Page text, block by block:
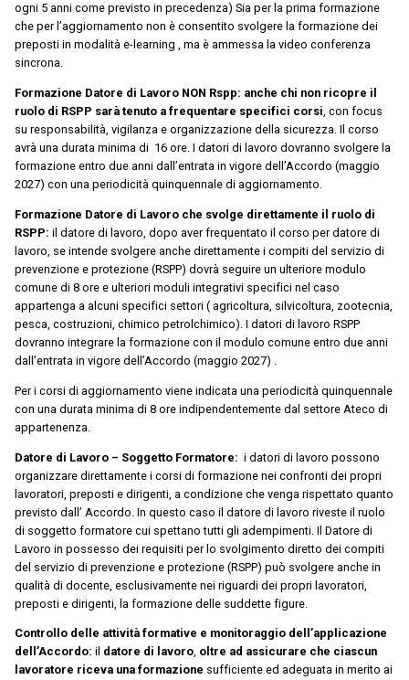
ogni 5 anni come previsto in precedenza) Sia per la prima formazione
che per l’aggiornamento non è consentito svolgere la formazione dei
preposti in modalità e-learning , ma è ammessa la video conferenza
sincrona.
Formazione Datore di Lavoro NON Rspp: anche chi non ricopre il
ruolo di RSPP sarà tenuto a frequentare specifici corsi, con focus
su responsabilità, vigilanza e organizzazione della sicurezza. Il corso
avrà una durata minima di 16 ore. I datori di lavoro dovranno svolgere la
formazione entro due anni dall’entrata in vigore dell’Accordo (maggio
2027) con una periodicità quinquennale di aggiornamento.
Formazione Datore di Lavoro che svolge direttamente il ruolo di
RSPP: il datore di lavoro, dopo aver frequentato il corso per datore di
lavoro, se intende svolgere anche direttamente i compiti del servizio di
prevenzione e protezione (RSPP) dovrà seguire un ulteriore modulo
comune di 8 ore e ulteriori moduli integrativi specifici nel caso
appartenga a alcuni specifici settori ( agricoltura, silvicoltura, zootecnia,
pesca, costruzioni, chimico petrolchimico). I datori di lavoro RSPP
dovranno integrare la formazione con il modulo comune entro due anni
dall’entrata in vigore dell’Accordo (maggio 2027) .
Per i corsi di aggiornamento viene indicata una periodicità quinquennale
con una durata minima di 8 ore indipendentemente dal settore Ateco di
appartenenza.
Datore di Lavoro – Soggetto Formatore: i datori di lavoro possono
organizzare direttamente i corsi di formazione nei confronti dei propri
lavoratori, preposti e dirigenti, a condizione che venga rispettato quanto
previsto dall’ Accordo. In questo caso il datore di lavoro riveste il ruolo
di soggetto formatore cui spettano tutti gli adempimenti. Il Datore di
Lavoro in possesso dei requisiti per lo svolgimento diretto dei compiti
del servizio di prevenzione e protezione (RSPP) può svolgere anche in
qualità di docente, esclusivamente nei riguardi dei propri lavoratori,
preposti e dirigenti, la formazione delle suddette figure.
Controllo delle attività formative e monitoraggio dell’applicazione
dell’Accordo: il datore di lavoro, oltre ad assicurare che ciascun
lavoratore riceva una formazione sufficiente ed adeguata in merito ai